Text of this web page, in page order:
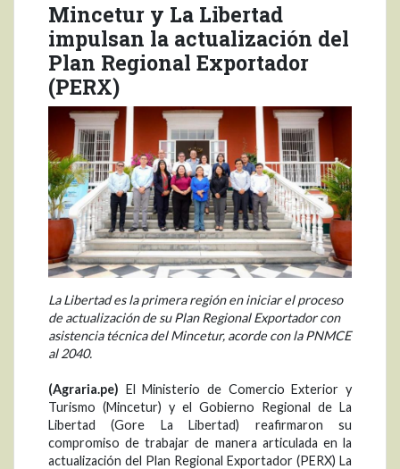
Mincetur y La Libertad
impulsan la actualización del
Plan Regional Exportador
(PERX)
La Libertad es la primera región en iniciar el proceso
de actualización de su Plan Regional Exportador con
asistencia técnica del Mincetur, acorde con la PNMCE
al 2040.
(Agraria.pe) El Ministerio de Comercio Exterior y
Turismo (Mincetur) y el Gobierno Regional de La
Libertad (Gore La Libertad) reafirmaron su
compromiso de trabajar de manera articulada en la
actualización del Plan Regional Exportador (PERX) La